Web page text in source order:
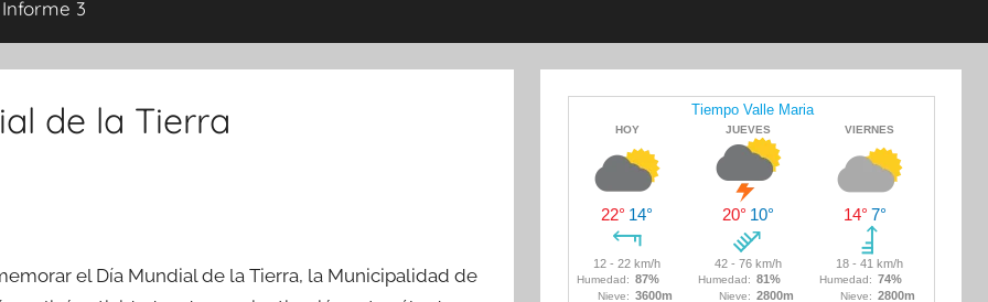
3
de la Tierra
el Día Mundial de la Tierra, la Municipalidad de